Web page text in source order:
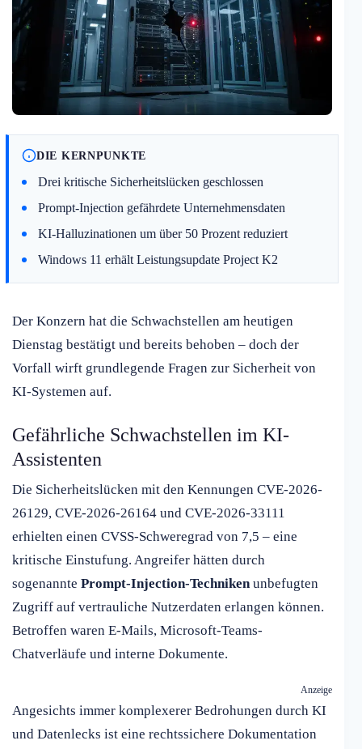
DIE KERNPUNKTE
Drei kritische Sicherheitslücken geschlossen
Prompt-Injection gefährdete Unternehmensdaten
KI-Halluzinationen um über 50 Prozent reduziert
Windows 11 erhält Leistungsupdate Project K2
Der Konzern hat die Schwachstellen am heutigen
Dienstag bestätigt und bereits behoben – doch der
Vorfall wirft grundlegende Fragen zur Sicherheit von
KI-Systemen auf.
Gefährliche Schwachstellen im KI-
Assistenten
Die Sicherheitslücken mit den Kennungen CVE-2026-
26129, CVE-2026-26164 und CVE-2026-33111
erhielten einen CVSS-Schweregrad von 7,5 – eine
kritische Einstufung. Angreifer hätten durch
sogenannte Prompt-Injection-Technikenunbefugten
Zugriff auf vertrauliche Nutzerdaten erlangen können.
Betroffen waren E-Mails, Microsoft-Teams-
Chatverläufe und interne Dokumente.
Anzeige
Angesichts immer komplexerer Bedrohungen durch KI
und Datenlecks ist eine rechtssichere Dokumentation